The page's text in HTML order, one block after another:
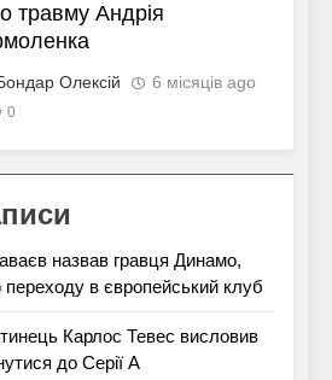
травму Андрія
Олексій 6 місяців ago
0
назвав гравця Динамо,
переходу в європейський клуб
Карлос Тевес висловив
до Серії А